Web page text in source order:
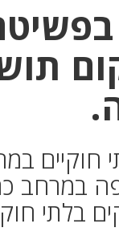
חוקיים
במרחב
בלתי